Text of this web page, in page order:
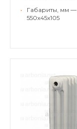
•
Габариты, мм —
550x45x105